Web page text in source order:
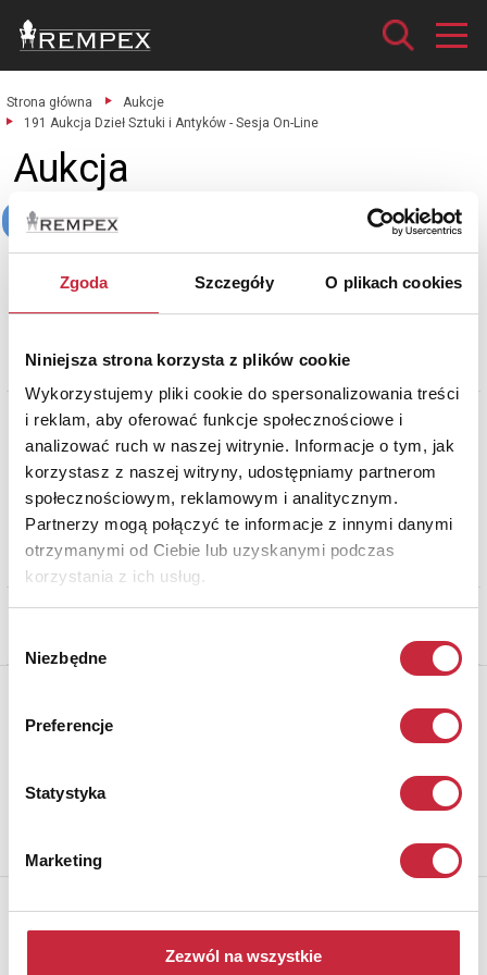
Zgoda Szczegóły O plikach cookies
Niniejsza strona korzysta z plików cookie
Wykorzystujemy pliki cookie do spersonalizowania treści
i reklam, aby oferować funkcje społecznościowe i
analizować ruch w naszej witrynie. Informacje o tym, jak
korzystasz z naszej witryny, udostępniamy partnerom
społecznościowym, reklamowym i analitycznym.
Partnerzy mogą połączyć te informacje z innymi danymi
otrzymanymi od Ciebie lub uzyskanymi podczas
korzystania z ich usług.
zgody
Niezbędne
Preferencje
Statystyka
Marketing
Zezwól na wszystkie
Strona główna
Aukcje
191 Aukcja Dzieł Sztuki i Antyków - Sesja On-Line
Aukcja
191 Aukcja Dzieł Sztuki i Antyków - Sesja On-Line
Sztuka dawna Sztuka współczesna Rzeźba
zobacz katalog
Znaleziono0przedmiotów
Wyników na stronę:
Oferta w mieście:
Aby otrzymywać informacje o nowych aukcjach, prosimy podać
Rempex Sp. z o.o
ul Karowa 31, 00-324 Warszawa